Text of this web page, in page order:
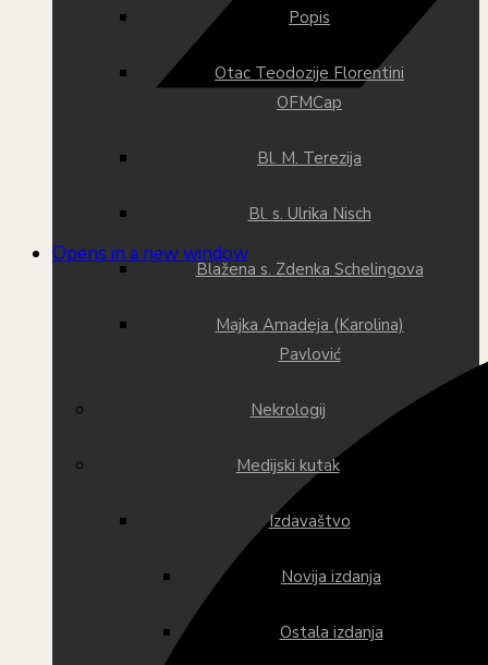
Popis
Otac Teodozije Florentini
OFMCap
Bl. M. Terezija
Bl. s. Ulrika Nisch
Blažena s. Zdenka Schelingova
Majka Amadeja (Karolina)
Pavlović
Nekrologij
Medijski kutak
Izdavaštvo
Novija izdanja
Ostala izdanja
Opens in a new window